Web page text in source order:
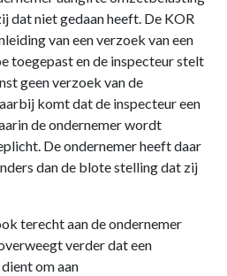
dat niet gedaan heeft. De KOR
van een verzoek van een
toegepast en de inspecteur stelt
geen verzoek van de
komt dat de inspecteur een
de ondernemer wordt
De ondernemer heeft daar
dan de blote stelling dat zij
terecht aan de ondernemer
verder dat een
om aan